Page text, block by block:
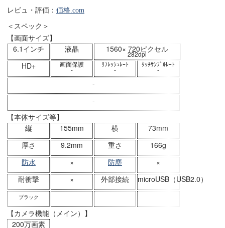
レビュ・評価： 価格.com
＜スペック＞
【画面サイズ】
6.1インチ
液晶 1560× 720ピクセル
282dpi
HD+ 画面保護
-
ﾘﾌﾚｯｼｭﾚｰﾄ
-
ﾀｯﾁｻﾝﾌﾟﾙﾚｰﾄ
-
-
-
【本体サイズ等】
縦
155mm 横
73mm
厚さ
9.2mm 重さ
166g
防水
× 防塵
×
耐衝撃
× 外部接続 microUSB（USB2.0）
ブラック
【カメラ機能（メイン）】
200万画素